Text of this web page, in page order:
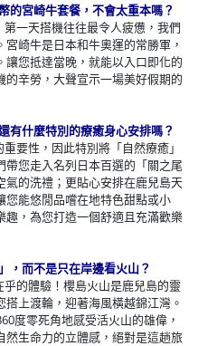
的宮崎牛套餐，不會太重本嗎？
一天搭機往往最令人疲憊，我們
崎牛是日本和牛奧運的常勝軍，
您抵達當晚，就能以入口即化的
辛勞，大聲宣示一場美好假期的
有什麼特別的療癒身心安排嗎？
要性，因此特別將「自然療癒」
您走入名列日本百選的「關之尾
的洗禮；更貼心安排在鹿兒島天
能悠閒品嚐在地特色甜點或小
趣，為您打造一個舒適且充滿歡樂
，而不是只在岸邊看火山？
的體驗！櫻島火山是鹿兒島的靈
上渡輪，迎著海風橫越錦江灣。
度零死角地感受活火山的雄偉，
生命力的立體感，絕對是這趟旅